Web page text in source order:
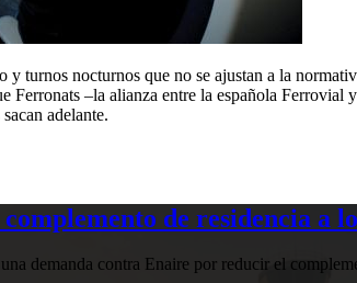
y turnos nocturnos que no se ajustan a la
Ferronats –la alianza entre la española
adelante.
de residencia a
demanda contra Enaire por reducir el